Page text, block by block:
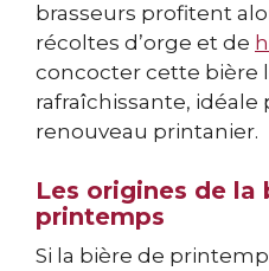
brasseurs profitent
récoltes d’orge et de
concocter cette bière
rafraîchissante, idéale
renouveau printanier.
Les origines de la
printemps
Si la bière de